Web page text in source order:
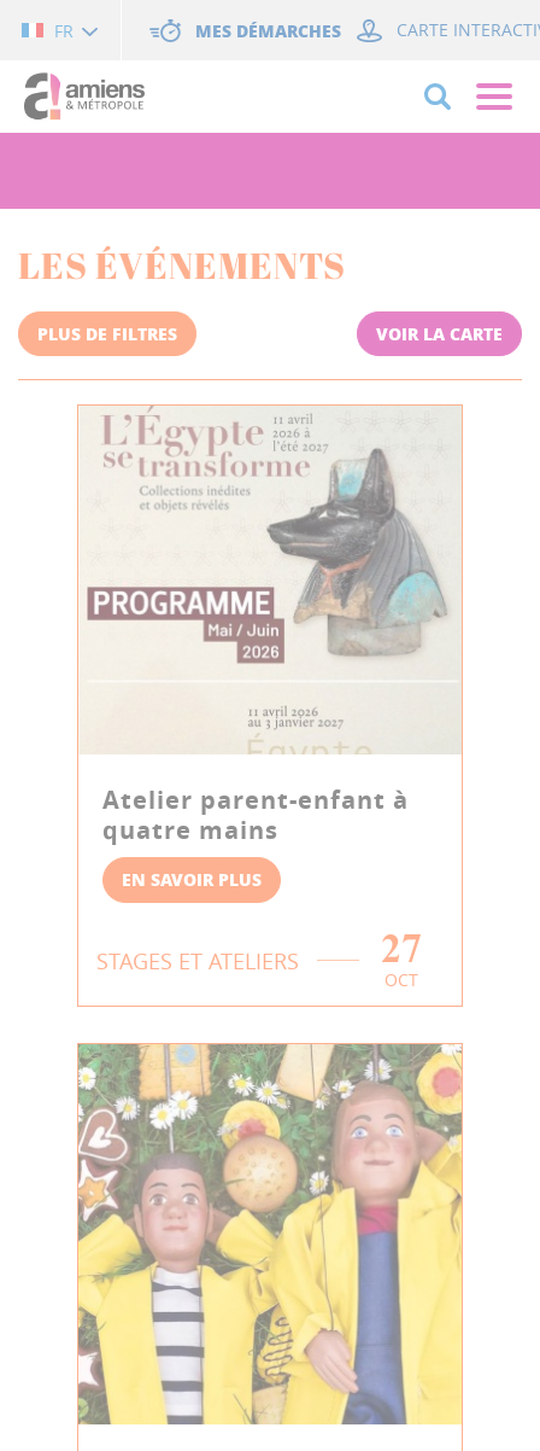
FR MES DÉMARCHES CARTE
LES ÉVÉNEMENTS
PLUS DE FILTRES VOIR LA CARTE
Atelier parent-enfant à
quatre mains
EN SAVOIR PLUS
STAGES ET ATELIERS 27
OCT